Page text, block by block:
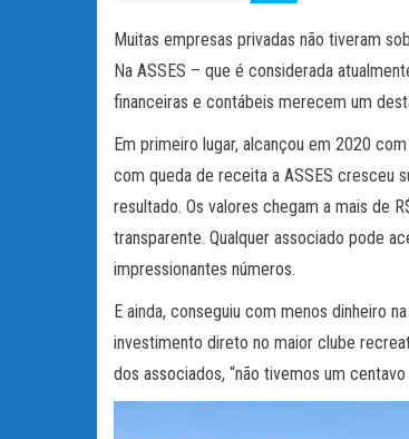
Muitas empresas privadas não tiveram
Na ASSES – que é considerada
financeiras e contábeis merecem um
Em primeiro lugar, alcançou em 2020
com queda de receita a ASSES cresceu
resultado. Os valores chegam a mais de
transparente. Qualquer associado pode
impressionantes números.
E ainda, conseguiu com menos dinheiro
investimento direto no maior clube
dos associados, “não tivemos um